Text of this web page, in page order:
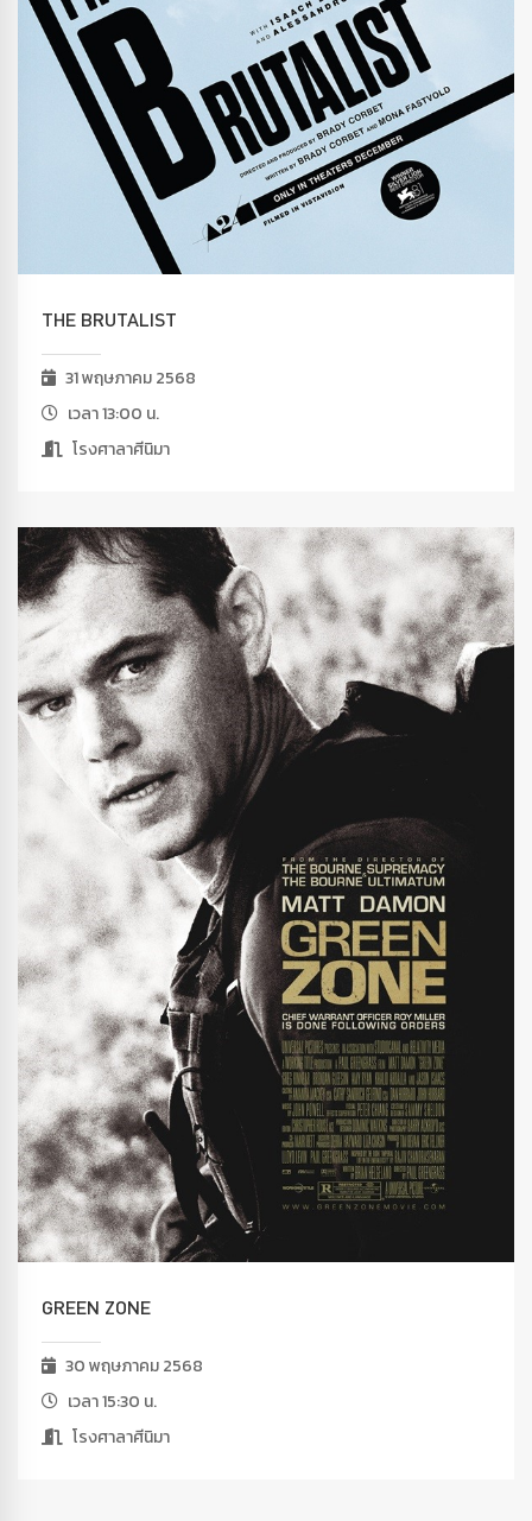
THE BRUTALIST
31 พฤษภาคม 2568
เวลา 13:00 น.
โรงศาลาศีนิมา
GREEN ZONE
30 พฤษภาคม 2568
เวลา 15:30 น.
โรงศาลาศีนิมา